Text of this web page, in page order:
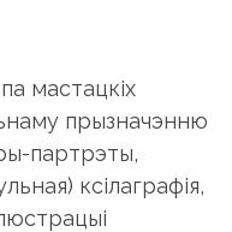
мастацкіх
прызначэнню
партрэты,
ксілаграфія,